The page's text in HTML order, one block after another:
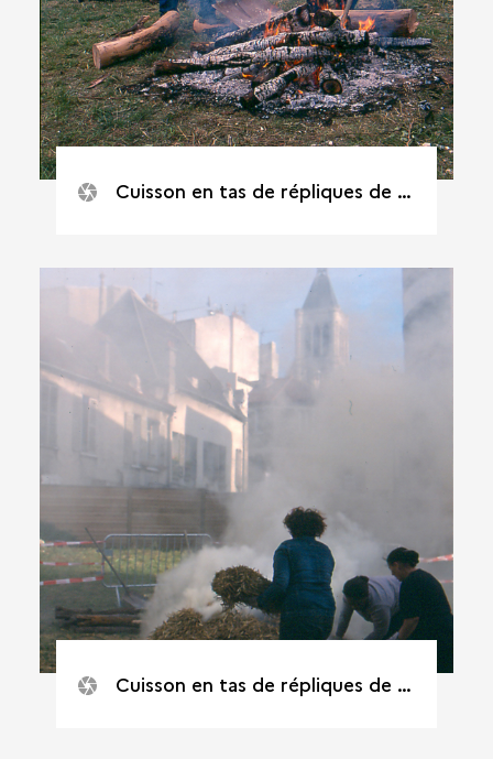
Cuisson en tas de répliques de poteries gauloises
Cuisson en tas de répliques de poteries gauloises